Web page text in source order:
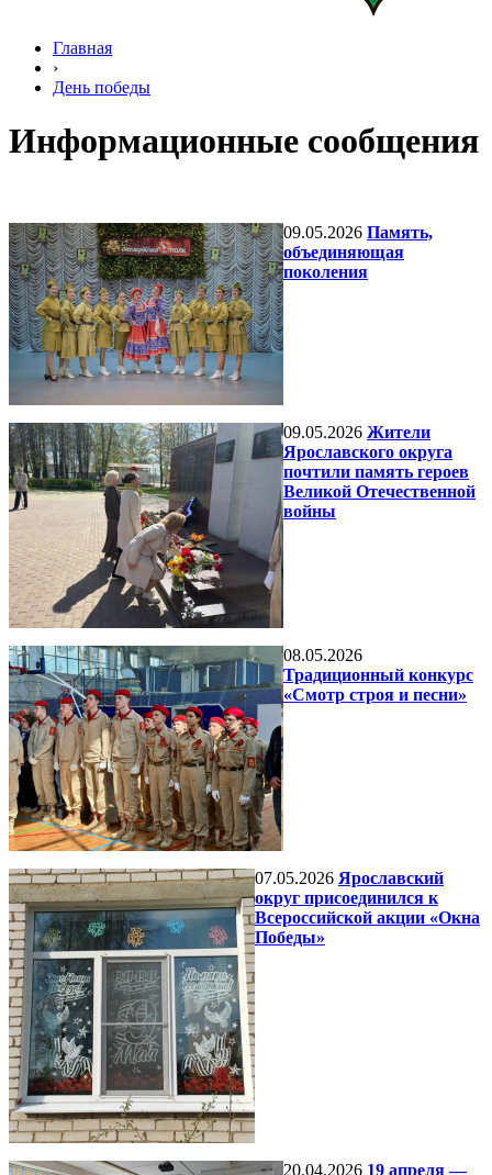
Главная
›
День победы
Информационные сообщения
09.05.2026 Память,
объединяющая
поколения
09.05.2026 Жители
Ярославского округа
почтили память героев
Великой Отечественной
войны
08.05.2026
Традиционный конкурс
«Смотр строя и песни»
07.05.2026 Ярославский
округ присоединился к
Всероссийской акции «Окна
Победы»
20.04.2026 19 апреля —